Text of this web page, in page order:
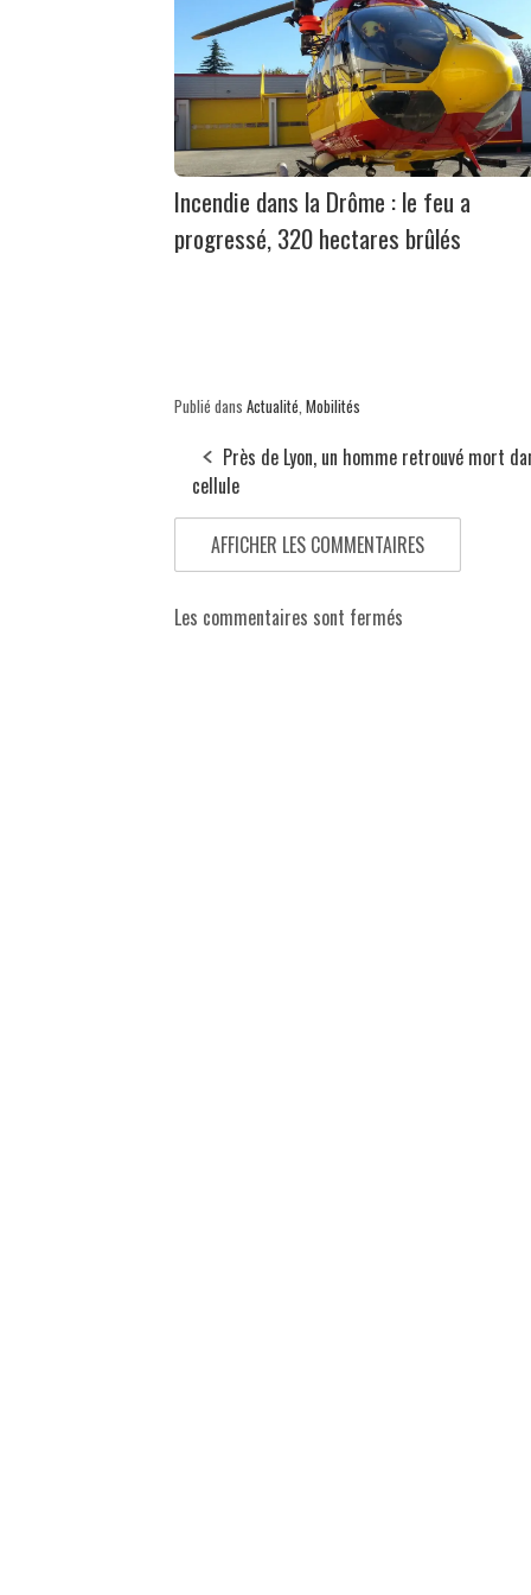
Incendie dans la Drôme : le feu a
progressé, 320 hectares brûlés
Publié dans Actualité Mobilités
Près de Lyon, un homme retrouvé mort
cellule
AFFICHER LES COMMENTAIRES
Les commentaires sont fermés